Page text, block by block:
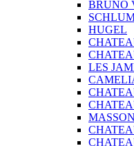
BRUNO
HUGEL
LES